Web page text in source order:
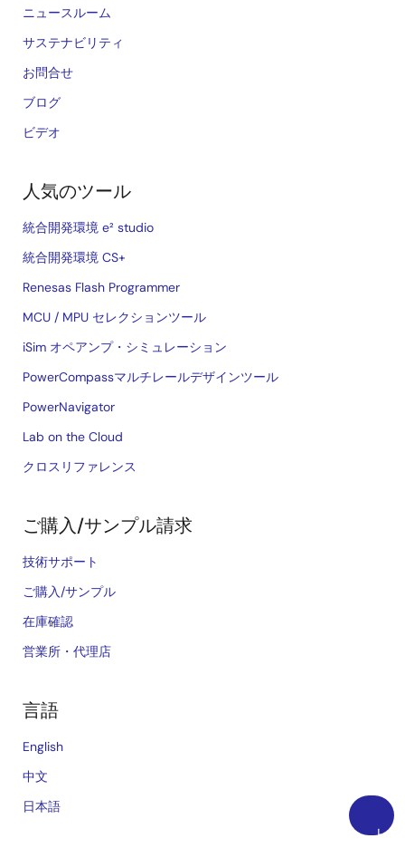
上
ニュースルーム
サステナビリティ
お問合せ
ブログ
ビデオ
人気のツール
統合開発環境 e² studio
統合開発環境 CS+
Renesas Flash Programmer
MCU / MPU セレクションツール
iSim オペアンプ・シミュレーション
PowerCompassマルチレールデザインツール
PowerNavigator
Lab on the Cloud
クロスリファレンス
ご購入/サンプル請求
技術サポート
ご購入/サンプル
在庫確認
営業所・代理店
言語
English
中文
日本語